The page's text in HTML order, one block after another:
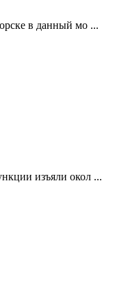
в данный мо ...
изъяли окол ...